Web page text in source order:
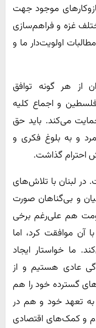
موجود جهت
غزه و فراهم‌سازی
اولویت‌دار ما و
از هر گونه توافق
و اجماع کلیه
می‌کند. باید حق
و به بلوغ فکری و
احترام گذاشت.
لبنان با تلاش‌های
و بی‌گناهان صورت
هم علی‌رغم برخی
آن موافقت کرد، اما
ما خواستار ایجاد
عادی هستیم و از
گسترده خود را هم
تعهد خود و هم در
و کمک‌های اقتصادی